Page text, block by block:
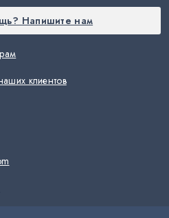
клиентов
Напишите нам